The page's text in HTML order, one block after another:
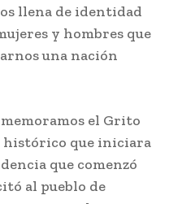
llena de identidad
y hombres que
una nación
el Grito
histórico que iniciara
que comenzó
al pueblo de